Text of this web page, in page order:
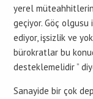
yerel
geçiyor. Göç
ediyor, işsizlik ve
bürokratlar bu
desteklemelidir ”
Sanayide bir çok